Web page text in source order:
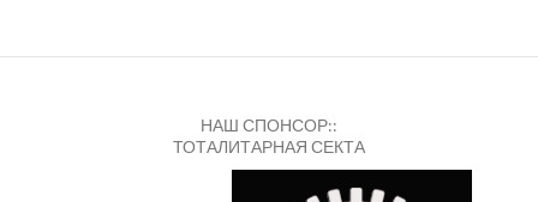
НАШ СПОНСОР::
ТОТАЛИТАРНАЯ СЕКТА